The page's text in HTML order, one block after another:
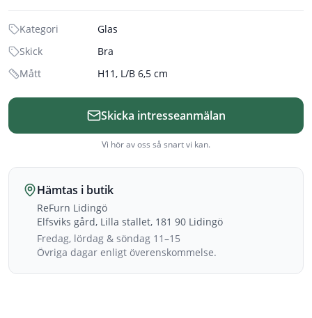
Kategori
Glas
Skick
Bra
Mått
H11, L/B 6,5 cm
Skicka intresseanmälan
Vi hör av oss så snart vi kan.
Hämtas i butik
ReFurn Lidingö
Elfsviks gård, Lilla stallet, 181 90 Lidingö
Fredag, lördag & söndag 11–15
Övriga dagar enligt överenskommelse.